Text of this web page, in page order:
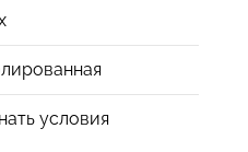
условия